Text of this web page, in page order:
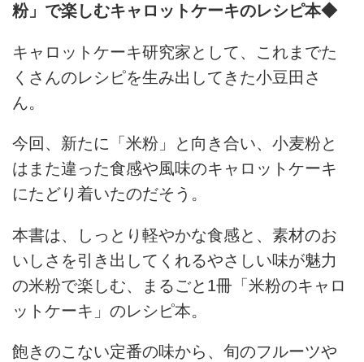
粉」で楽しむキャロットケーキのレシピ本◆
キャロットケーキ研究家として、これまでた
くさんのレシピを生み出してきた小豆田さ
ん。
今回、新たに「米粉」と向き合い、小麦粉と
はまた違った食感や風味のキャロットケーキ
にたどり着いたのだそう。
本書は、しっとり軽やかな食感と、素材のお
いしさを引き出してくれるやさしい味が魅力
の米粉で楽しむ、まるごと1冊「米粉のキャロ
ットケーキ」のレシピ本。
飽きのこない定番の味から、旬のフルーツや